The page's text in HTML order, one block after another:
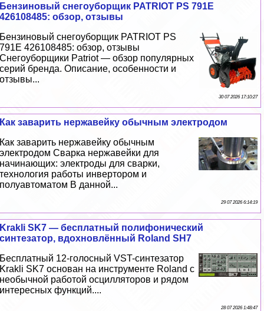
Бензиновый снегоуборщик PATRIOT PS 791E
426108485: обзор, отзывы
Бензиновый снегоуборщик PATRIOT PS
791E 426108485: обзор, отзывы
Снегоуборщики Patriot — обзор популярных
серий бренда. Описание, особенности и
отзывы...
30 07 2026 17:10:27
Как заварить нержавейку обычным электродом
Как заварить нержавейку обычным
электродом Сварка нержавейки для
начинающих: электроды для сварки,
технология работы инвертором и
полуавтоматом В данной...
29 07 2026 6:14:19
Krakli SK7 — бесплатный полифонический
синтезатор, вдохновлённый Roland SH7
Бесплатный 12-голосный VST-синтезатор
Krakli SK7 основан на инструменте Roland с
необычной работой осцилляторов и рядом
интересных функций....
28 07 2026 1:48:47